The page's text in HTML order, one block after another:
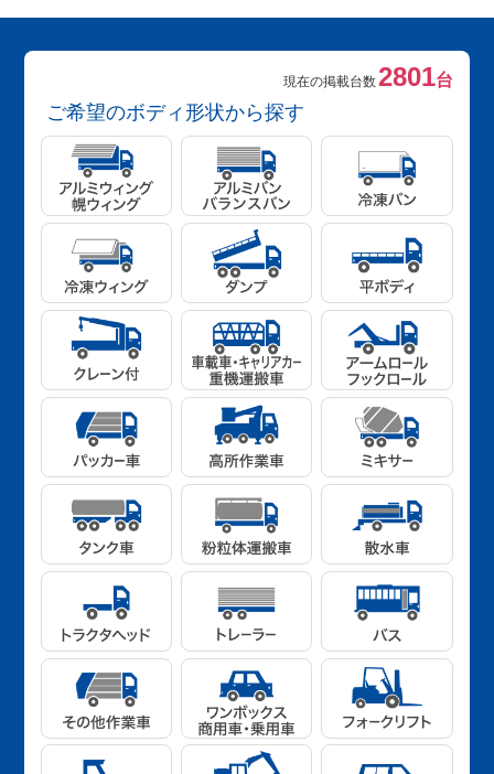
現在の掲載台数2801台
ご希望のボディ形状から探す